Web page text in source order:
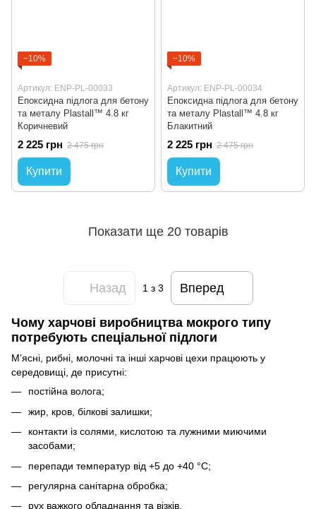
−10%
Артикул: ENP-PL-00033
Епоксидна підлога для бетону
та металу Plastall™ 4.8 кг
Коричневий
2 225 грн 2 475 грн
Купити
−10%
Артикул: ENP-PL-00034
Епоксидна підлога для бетону
та металу Plastall™ 4.8 кг
Блакитний
2 225 грн 2 475 грн
Купити
Показати ще 20 товарів
Назад 1 з 3 Вперед
Чому харчові виробництва мокрого типу
потребують спеціальної підлоги
М’ясні, рибні, молочні та інші харчові цехи працюють у
середовищі, де присутні:
постійна волога;
жир, кров, білкові залишки;
контакти із солями, кислотою та лужними миючими
засобами;
перепади температур від +5 до +40 °C;
регулярна санітарна обробка;
рух важкого обладнання та візків.